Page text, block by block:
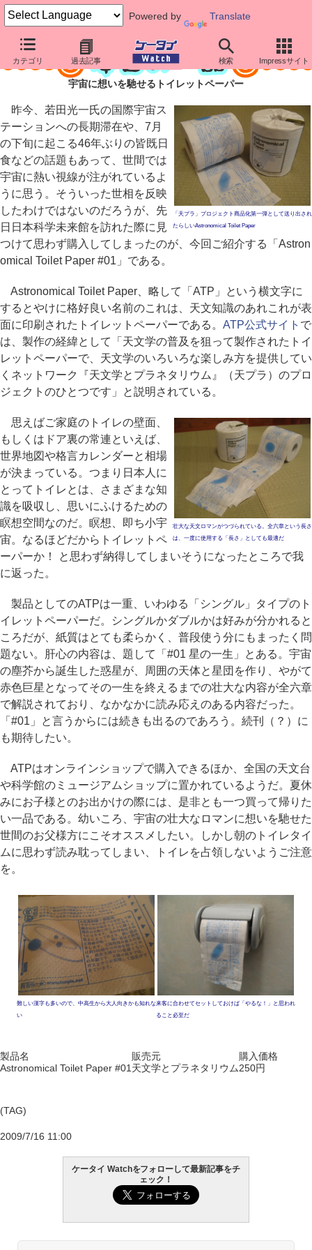
Powered by Translate
カテゴリ 過去記事 検索 Impressサイト
宇宙に想いを馳せるトイレットペーパー
「天プラ」プロジェクト商品化第一弾として送り出され
たらしいAstronomical Toilet Paper
昨今、若田光一氏の国際宇宙ス
テーションへの長期滞在や、7月
の下旬に起こる46年ぶりの皆既日
食などの話題もあって、世間では
宇宙に熱い視線が注がれているよ
うに思う。そういった世相を反映
したわけではないのだろうが、先
日日本科学未来館を訪れた際に見
つけて思わず購入してしまったのが、今回ご紹介する「Astron
omical Toilet Paper #01」である。
Astronomical Toilet Paper、略して「ATP」という横文字に
するとやけに格好良い名前のこれは、天文知識のあれこれが表
面に印刷されたトイレットペーパーである。 ATP公式サイト で
は、製作の経緯として「天文学の普及を狙って製作されたトイ
レットペーパーで、天文学のいろいろな楽しみ方を提供してい
くネットワーク『天文学とプラネタリウム』（天プラ）のプロ
ジェクトのひとつです」と説明されている。
壮大な天文ロマンがつづられている。全六章という長さ
は、一度に使用する「長さ」としても最適だ
思えばご家庭のトイレの壁面、
もしくはドア裏の常連といえば、
世界地図や格言カレンダーと相場
が決まっている。つまり日本人に
とってトイレとは、さまざまな知
識を吸収し、思いにふけるための
瞑想空間なのだ。瞑想、即ち小宇
宙。なるほどだからトイレットペ
ーパーか！ と思わず納得してしまいそうになったところで我
に返った。
製品としてのATPは一重、いわゆる「シングル」タイプのト
イレットペーパーだ。シングルかダブルかは好みが分かれると
ころだが、紙質はとても柔らかく、普段使う分にもまったく問
題ない。肝心の内容は、題して「#01 星の一生」とある。宇宙
の塵芥から誕生した惑星が、周囲の天体と星団を作り、やがて
赤色巨星となってその一生を終えるまでの壮大な内容が全六章
で解説されており、なかなかに読み応えのある内容だった。
「#01」と言うからには続きも出るのであろう。続刊（？）に
も期待したい。
ATPはオンラインショップで購入できるほか、全国の天文台
や科学館のミュージアムショップに置かれているようだ。夏休
みにお子様とのお出かけの際には、是非とも一つ買って帰りた
い一品である。幼いころ、宇宙の壮大なロマンに想いを馳せた
世間のお父様方にこそオススメしたい。しかし朝のトイレタイ
ムに思わず読み耽ってしまい、トイレを占領しないようご注意
を。
難しい漢字も多いので、中高生から大人向きかも知れな
い
来客に合わせてセットしておけば「やるな！」と思われ
ること必至だ
製品名 販売元
購入価格
Astronomical Toilet Paper #01 天文学とプラネタリウム250円
(TAG)
2009/7/16 11:00
ケータイ Watchをフォローして最新記事をチ
ェック！